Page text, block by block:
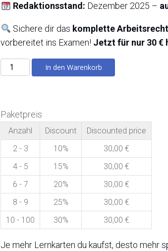
Redaktionsstand: Dezember 2025 –
Sichere dir das komplette
vorbereitet ins Examen! Jetzt für nur 30 €
Arbeitsrecht
Gesamtpaket
In den Warenkorb
Paketpreis
Anzahl Discount
Discounted price
2 - 3
10% 30,00€
4 - 5
15% 30,00€
6 - 7
20% 30,00€
8 - 9
25% 30,00€
10 - 100
30% 30,00€
Je mehr Lernkarten du kaufst, desto mehr